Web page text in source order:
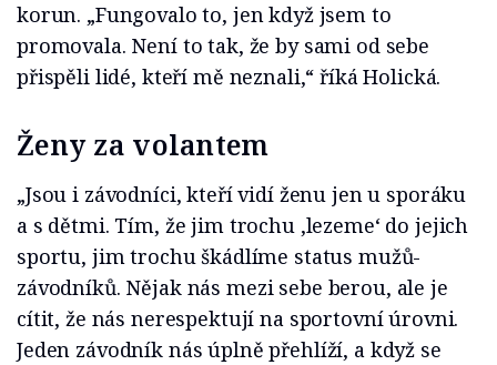
korun. „Fungovalo to, jen když jsem to
promovala. Není to tak, že by sami od sebe
přispěli lidé, kteří mě neznali,“ říká Holická.
Ženy za volantem
„Jsou i závodníci, kteří vidí ženu jen u sporáku
a s dětmi. Tím, že jim trochu ,lezeme‘ do jejich
sportu, jim trochu škádlíme status mužů-
závodníků. Nějak nás mezi sebe berou, ale je
cítit, že nás nerespektují na sportovní úrovni.
Jeden závodník nás úplně přehlíží, a když se